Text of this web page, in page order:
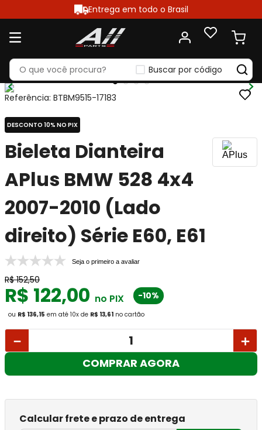
Entrega em todo o Brasil
Buscar por código
Referência: BTBM9515-17183
DESCONTO 10% NO PIX
Bieleta Dianteira
APlus BMW 528 4x4
2007-2010 (Lado
direito) Série E60, E61
Seja o primeiro a avaliar
R$ 152,50
R$ 122,00 no PIX -10%
ou R$ 136,15 em até 10x de R$ 13,61 no cartão
＋
－
COMPRAR AGORA
Calcular frete e prazo de entrega